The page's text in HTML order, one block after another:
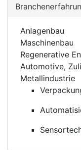
Anlagenbau
Maschinenbau
Regenerative
Automotive,
Metallindustrie